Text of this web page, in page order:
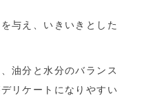
与え、いきいきとした
油分と水分のバランス
リケートになりやすい